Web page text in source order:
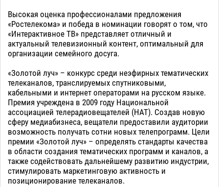
Высокая оценка профессионалами предложения
«Ростелекома» и победа в номинации говорят о том, что
«Интерактивное ТВ» представляет отличный и
актуальный телевизионный контент, оптимальный для
организации семейного досуга.
«Золотой луч» – конкурс среди неэфирных тематических
телеканалов, транслируемых спутниковыми,
кабельными и интернет операторами на русском языке.
Премия учреждена в 2009 году Национальной
ассоциацией телерадиовещателей (НАТ). Создав новую
сферу медиабизнеса, вещатели предоставили аудитории
возможность получать сотни новых телепрограмм. Цели
премии «Золотой луч» – определять стандарты качества
в области создания тематических программ и каналов, а
также содействовать дальнейшему развитию индустрии,
стимулировать маркетинговую активность и
позиционирование телеканалов.